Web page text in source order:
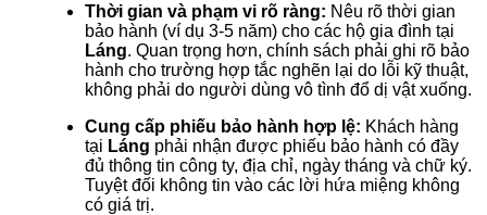
Thời gian và phạm vi rõ ràng: Nêu rõ thời gian
bảo hành (ví dụ 3-5 năm) cho các hộ gia đình tại
Láng. Quan trọng hơn, chính sách phải ghi rõ bảo
hành cho trường hợp tắc nghẽn lại do lỗi kỹ thuật,
không phải do người dùng vô tình đổ dị vật xuống.
Cung cấp phiếu bảo hành hợp lệ: Khách hàng
tại Láng phải nhận được phiếu bảo hành có đầy
đủ thông tin công ty, địa chỉ, ngày tháng và chữ ký.
Tuyệt đối không tin vào các lời hứa miệng không
có giá trị.